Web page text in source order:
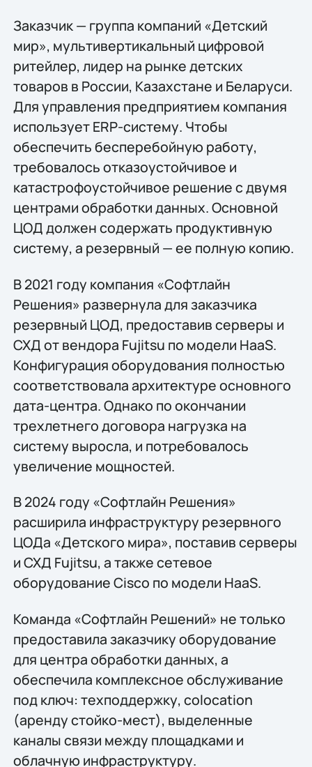
Заказчик — группа компаний «Детский
мир», мультивертикальный цифровой
ритейлер, лидер на рынке детских
товаров в России, Казахстане и Беларуси.
Для управления предприятием компания
использует ERP-систему. Чтобы
обеспечить бесперебойную работу,
требовалось отказоустойчивое и
катастрофоустойчивое решение с двумя
центрами обработки данных. Основной
ЦОД должен содержать продуктивную
систему, а резервный — ее полную копию.
В 2021 году компания «Софтлайн
Решения» развернула для заказчика
резервный ЦОД, предоставив серверы и
СХД от вендора Fujitsu по модели HaaS.
Конфигурация оборудования полностью
соответствовала архитектуре основного
дата-центра. Однако по окончании
трехлетнего договора нагрузка на
систему выросла, и потребовалось
увеличение мощностей.
В 2024 году «Софтлайн Решения»
расширила инфраструктуру резервного
ЦОДа «Детского мира», поставив серверы
и СХД Fujitsu, а также сетевое
оборудование Cisco по модели HaaS.
Команда «Софтлайн Решений» не только
предоставила заказчику оборудование
для центра обработки данных, а
обеспечила комплексное обслуживание
под ключ: техподдержку, colocation
(аренду стойко-мест), выделенные
каналы связи между площадками и
облачную инфраструктуру.